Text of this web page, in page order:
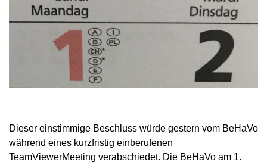
Dieser einstimmige Beschluss würde gestern vom BeHaVo
während eines kurzfristig einberufenen
TeamViewerMeeting verabschiedet. Die BeHaVo am 1.